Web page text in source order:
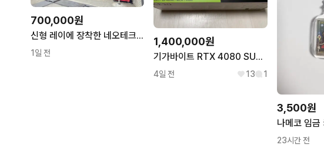
700,000원
신형 레이에 장착한 네오테크 엔서 서스펜션 판매합니다
1일 전
1,400,000원
기가바이트 RTX 4080 SUPER AERO OC 16G
4일 전 13 1
3,500원
나메코 임금
23시간 전